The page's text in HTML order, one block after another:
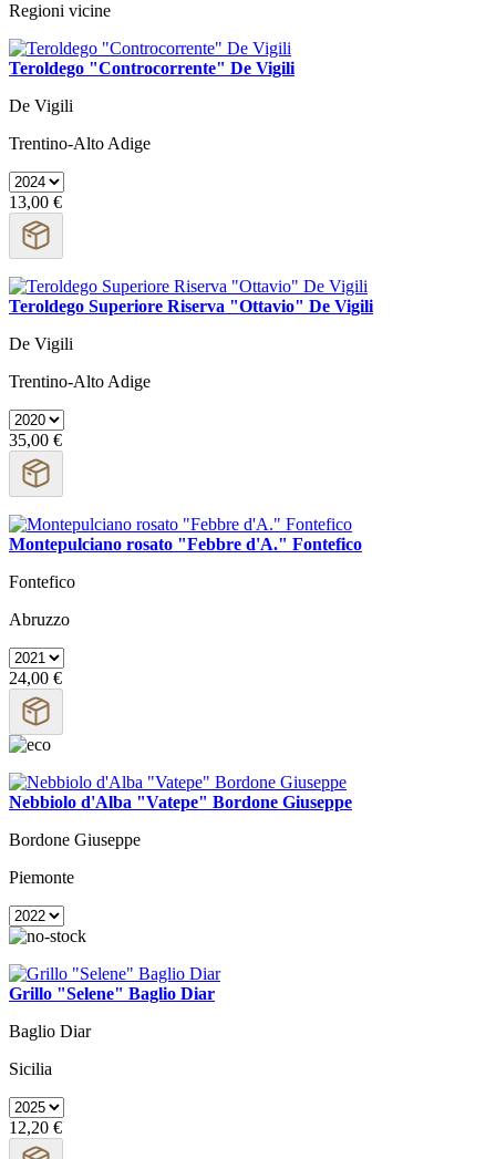
Regioni vicine
Teroldego "Controcorrente" De Vigili
De Vigili
Trentino-Alto Adige
13,00 €
Teroldego Superiore Riserva "Ottavio" De Vigili
De Vigili
Trentino-Alto Adige
35,00 €
Montepulciano rosato "Febbre d'A." Fontefico
Fontefico
Abruzzo
24,00 €
Nebbiolo d'Alba "Vatepe" Bordone Giuseppe
Bordone Giuseppe
Piemonte
Grillo "Selene" Baglio Diar
Baglio Diar
Sicilia
12,20 €